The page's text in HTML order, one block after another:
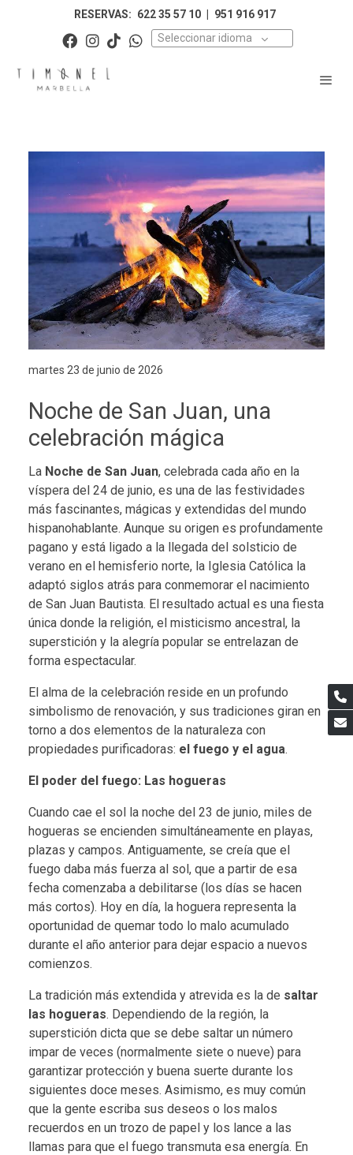
RESERVAS: 622 35 57 10
951 916 917
Seleccionar idioma
martes 23 de junio de 2026
Noche de San Juan, una
celebración mágica
La Noche de San Juan, celebrada cada año en la
víspera del 24 de junio, es una de las festividades
más fascinantes, mágicas y extendidas del mundo
hispanohablante. Aunque su origen es profundamente
pagano y está ligado a la llegada del solsticio de
verano en el hemisferio norte, la Iglesia Católica la
adaptó siglos atrás para conmemorar el nacimiento
de San Juan Bautista. El resultado actual es una fiesta
única donde la religión, el misticismo ancestral, la
superstición y la alegría popular se entrelazan de
forma espectacular.
El alma de la celebración reside en un profundo
simbolismo de renovación, y sus tradiciones giran en
torno a dos elementos de la naturaleza con
propiedades purificadoras: el fuego y el agua.
El poder del fuego: Las hogueras
Cuando cae el sol la noche del 23 de junio, miles de
hogueras se encienden simultáneamente en playas,
plazas y campos. Antiguamente, se creía que el
fuego daba más fuerza al sol, que a partir de esa
fecha comenzaba a debilitarse (los días se hacen
más cortos). Hoy en día, la hoguera representa la
oportunidad de quemar todo lo malo acumulado
durante el año anterior para dejar espacio a nuevos
comienzos.
La tradición más extendida y atrevida es la de saltar
las hogueras. Dependiendo de la región, la
superstición dicta que se debe saltar un número
impar de veces (normalmente siete o nueve) para
garantizar protección y buena suerte durante los
siguientes doce meses. Asimismo, es muy común
que la gente escriba sus deseos o los malos
recuerdos en un trozo de papel y los lance a las
llamas para que el fuego transmuta esa energía. En